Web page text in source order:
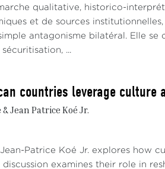
qualitative, historico-
et de sources
antagonisme bilatéral. Elle
...
countries leverage
Jean Patrice Koé Jr.
Jean-Patrice Koé Jr. explores how
examines their role in